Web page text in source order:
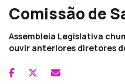
Comissão de
Assembleia Legislativa
ouvir anteriores diretores